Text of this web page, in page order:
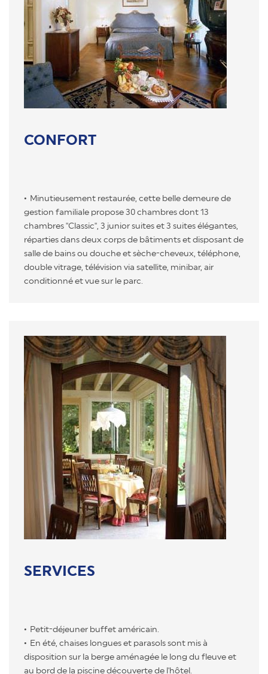
CONFORT
Minutieusement restaurée, cette belle demeure de
gestion familiale propose 30 chambres dont 13
chambres "Classic", 3 junior suites et 3 suites élégantes,
réparties dans deux corps de bâtiments et disposant de
salle de bains ou douche et sèche-cheveux, téléphone,
double vitrage, télévision via satellite, minibar, air
conditionné et vue sur le parc.
SERVICES
Petit-déjeuner buffet américain.
En été, chaises longues et parasols sont mis à
disposition sur la berge aménagée le long du fleuve et
au bord de la piscine découverte de l'hôtel.